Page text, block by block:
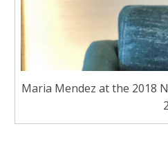
Maria Mendez at the 2018